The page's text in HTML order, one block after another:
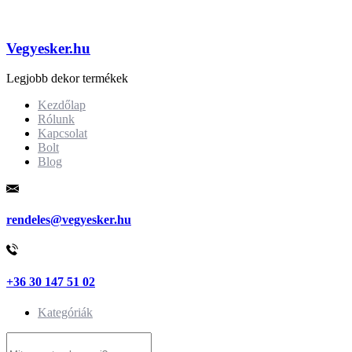
Vegyesker.hu
Legjobb dekor termékek
Kezdőlap
Rólunk
Kapcsolat
Bolt
Blog
rendeles@vegyesker.hu
+36 30 147 51 02
Kategóriák